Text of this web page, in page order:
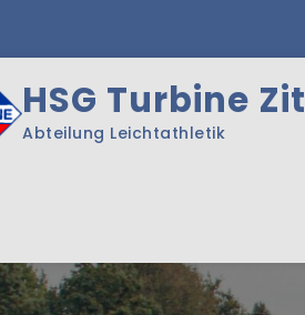
HSG Turbine
Abteilung Leichtathletik